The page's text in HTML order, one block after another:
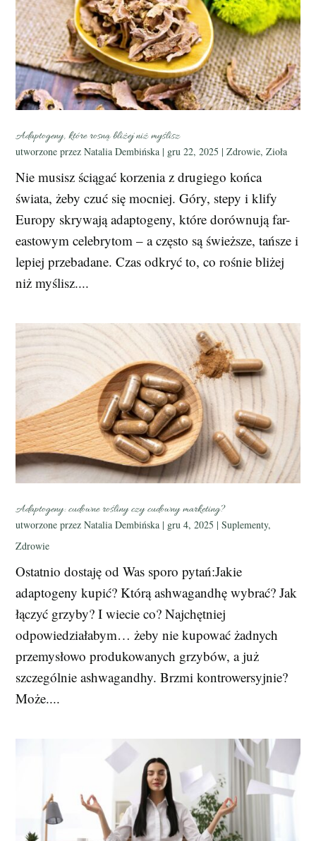
Adaptogeny, które rosną bliżej niż myślisz
utworzone przezNatalia Dembińska | gru 22, 2025 |Zdrowie,Zioła
Nie musisz ściągać korzenia z drugiego końca
świata, żeby czuć się mocniej. Góry, stepy i klify
Europy skrywają adaptogeny, które dorównują far-
eastowym celebrytom – a często są świeższe, tańsze i
lepiej przebadane. Czas odkryć to, co rośnie bliżej
niż myślisz....
Adaptogeny: cudowne rośliny czy cudowny marketing?
utworzone przezNatalia Dembińska | gru 4, 2025 |Suplementy,
Zdrowie
Ostatnio dostaję od Was sporo pytań:Jakie
adaptogeny kupić? Którą ashwagandhę wybrać? Jak
łączyć grzyby? I wiecie co? Najchętniej
odpowiedziałabym… żeby nie kupować żadnych
przemysłowo produkowanych grzybów, a już
szczególnie ashwagandhy. Brzmi kontrowersyjnie?
Może....